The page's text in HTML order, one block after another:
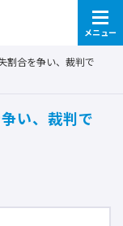
メニュー
割合を争い、裁判で
い、裁判で